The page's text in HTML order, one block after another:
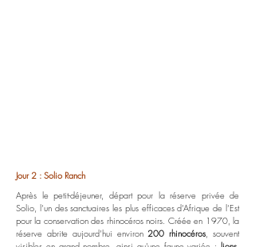
Jour 2 : Solio Ranch
Après le petit-déjeuner, départ pour la réserve privée de
Solio, l’un des sanctuaires les plus efficaces d’Afrique de l’Est
pour la conservation des rhinocéros noirs. Créée en 1970, la
réserve abrite aujourd’hui environ200 rhinocéros, souvent